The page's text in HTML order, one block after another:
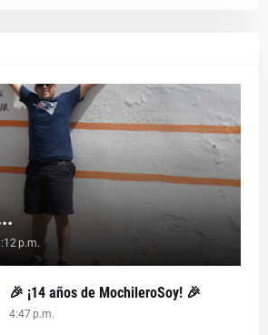
p.m.
🎉 ¡14 años de MochileroSoy! 🎉
4:47 p.m.